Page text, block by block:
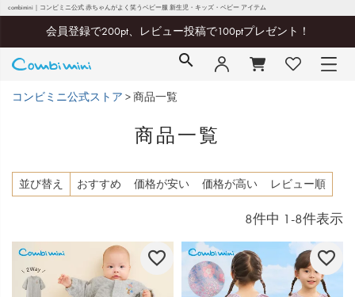
combimini｜コンビミニ公式 赤ちゃんがよく笑うベビー服 新生児・キッズ・ベビー アイテム
会員登録で200pt、レビュー投稿で100ptプレゼント！
コンビミニ公式ストア 商品一覧
商品一覧
並び替え おすすめ 価格が安い 価格が高い レビュー順
8件中 1 -8件表示